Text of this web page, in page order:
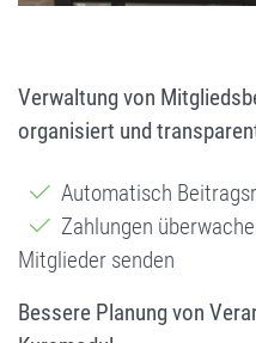
Verwaltung von
organisiert und
Automatisch
Zahlungen
Mitglieder senden
Bessere Planung von